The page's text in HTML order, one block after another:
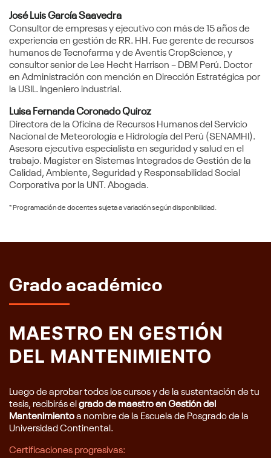
José Luis García Saavedra
Consultor de empresas y ejecutivo con más de 15 años de
experiencia en gestión de RR. HH. Fue gerente de recursos
humanos de Tecnofarma y de Aventis CropScience, y
consultor senior de Lee Hecht Harrison – DBM Perú. Doctor
en Administración con mención en Dirección Estratégica por
la USIL. Ingeniero industrial.
Luisa Fernanda Coronado Quiroz
Directora de la Oficina de Recursos Humanos del Servicio
Nacional de Meteorología e Hidrología del Perú (SENAMHI).
Asesora ejecutiva especialista en seguridad y salud en el
trabajo. Magíster en Sistemas Integrados de Gestión de la
Calidad, Ambiente, Seguridad y Responsabilidad Social
Corporativa por la UNT. Abogada.
* Programación de docentes sujeta a variación según disponibilidad.
Grado académico
MAESTRO EN GESTIÓN
DEL MANTENIMIENTO
Luego de aprobar todos los cursos y de la sustentación de tu
tesis, recibirás elgrado de maestro en Gestión del
Mantenimientoa nombre de la Escuela de Posgrado de la
Universidad Continental.
Certificaciones progresivas: